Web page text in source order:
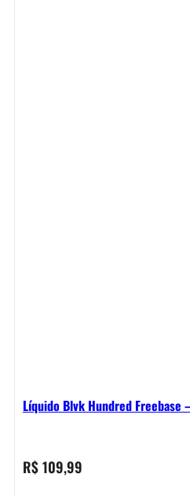
Líquido Blvk Hundred Freebase
R$109,99